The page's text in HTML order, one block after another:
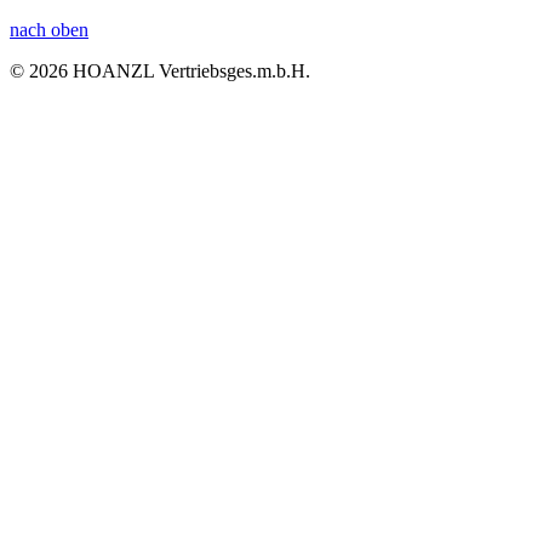
nach oben
© 2026 HOANZL Vertriebsges.m.b.H.